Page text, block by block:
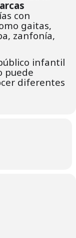
con
gaitas,
zanfonía,
infantil
puede
diferentes